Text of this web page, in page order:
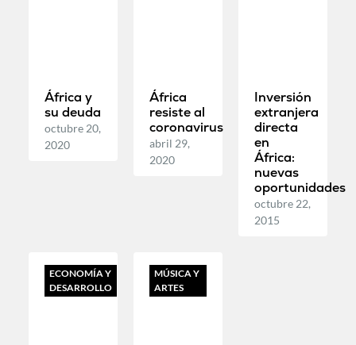
África y
su deuda
octubre 20,
2020
África
resiste al
coronavirus
abril 29,
2020
Inversión
extranjera
directa
en
África:
nuevas
oportunidades
octubre 22,
2015
ECONOMÍA Y
DESARROLLO
MÚSICA Y
ARTES